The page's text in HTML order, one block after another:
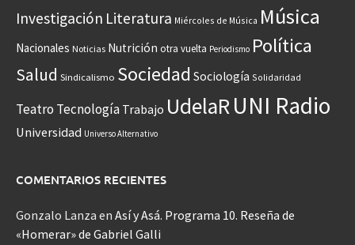
Investigación Literatura Miércoles de Música Música
Nacionales Noticias Nutrición otra vuelta Periodismo Política
Salud Sindicalismo Sociedad Sociología Solidaridad
Teatro Tecnología Trabajo UdelaRUNI Radio
Universidad Universo Alternativo
COMENTARIOS RECIENTES
Gonzalo Lanza en Así y Asá. Programa 10. Reseña de
«Homerar» de Gabriel Galli